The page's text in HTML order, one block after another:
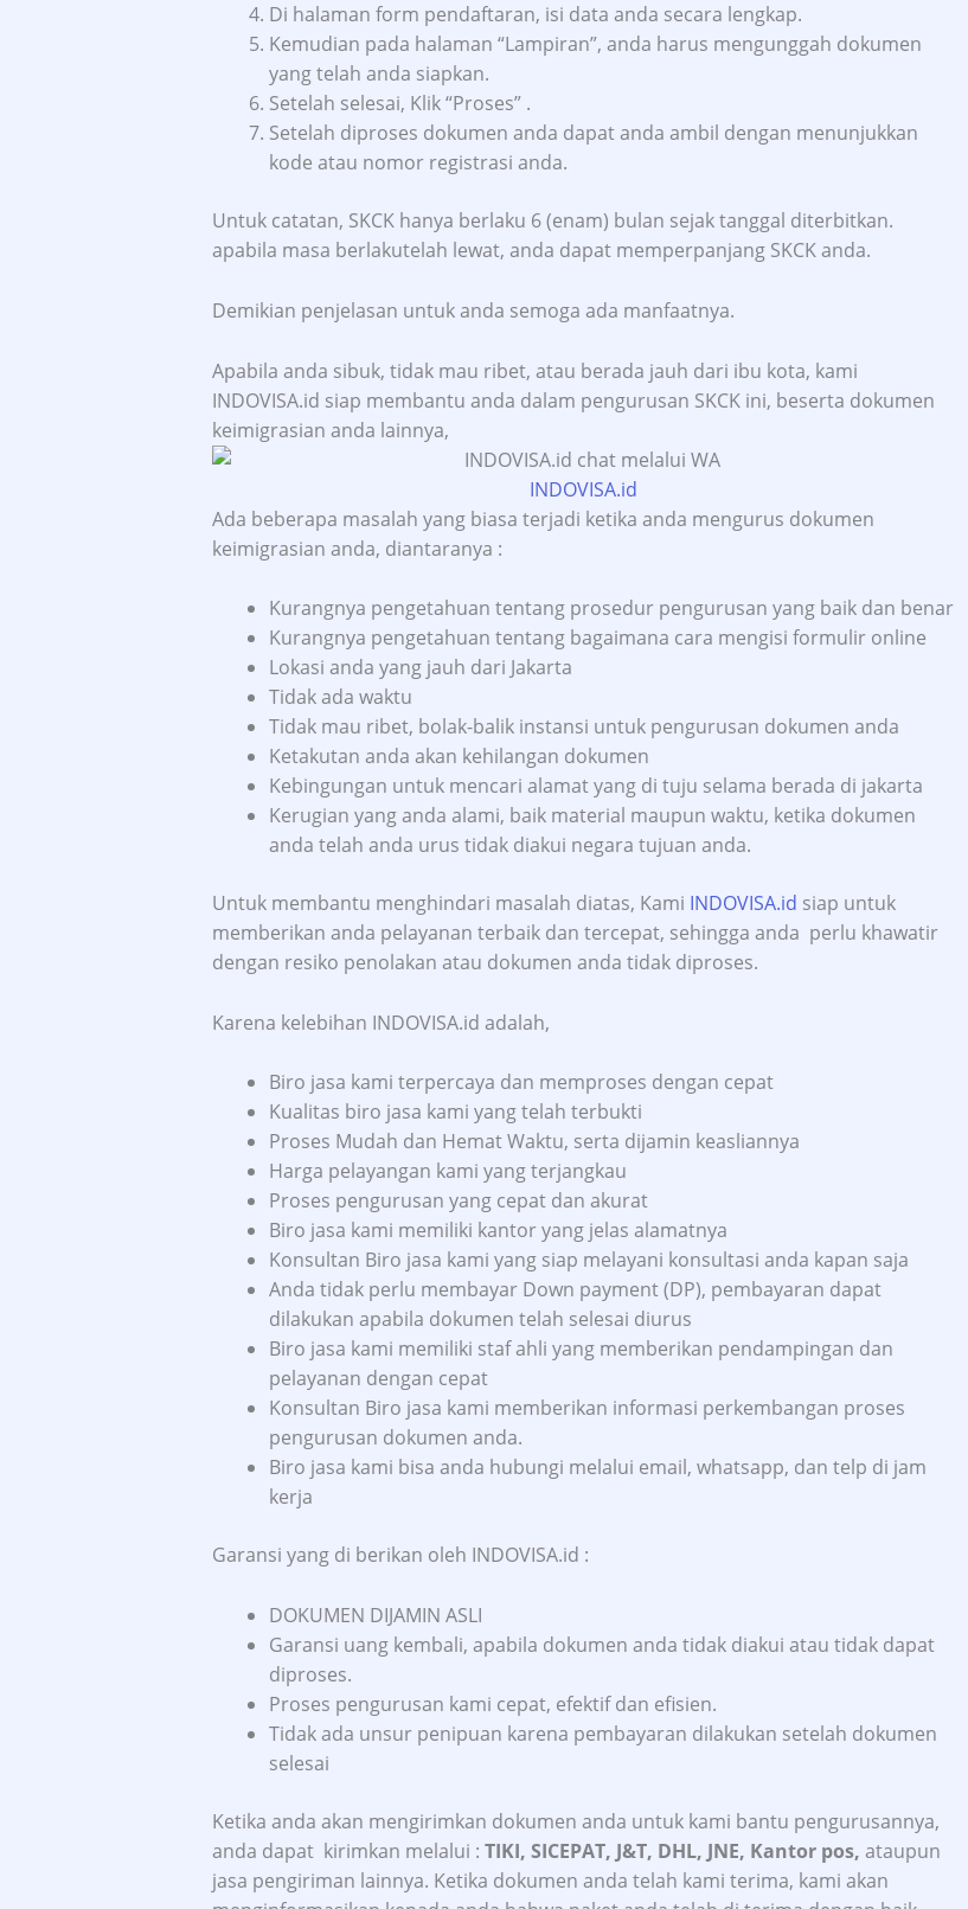
Di halaman form pendaftaran, isi data anda secara lengkap.
Kemudian pada halaman “Lampiran”, anda harus mengunggah dokumen
yang telah anda siapkan.
Setelah selesai, Klik “Proses” .
Setelah diproses dokumen anda dapat anda ambil dengan menunjukkan
kode atau nomor registrasi anda.
Untuk catatan, SKCK hanya berlaku 6 (enam) bulan sejak tanggal diterbitkan.
apabila masa berlakutelah lewat, anda dapat memperpanjang SKCK anda.
Demikian penjelasan untuk anda semoga ada manfaatnya.
Apabila anda sibuk, tidak mau ribet, atau berada jauh dari ibu kota, kami
INDOVISA.id siap membantu anda dalam pengurusan SKCK ini, beserta dokumen
keimigrasian anda lainnya,
INDOVISA.id
Ada beberapa masalah yang biasa terjadi ketika anda mengurus dokumen
keimigrasian anda, diantaranya :
Kurangnya pengetahuan tentang prosedur pengurusan yang baik dan benar
Kurangnya pengetahuan tentang bagaimana cara mengisi formulir online
Lokasi anda yang jauh dari Jakarta
Tidak ada waktu
Tidak mau ribet, bolak-balik instansi untuk pengurusan dokumen anda
Ketakutan anda akan kehilangan dokumen
Kebingungan untuk mencari alamat yang di tuju selama berada di jakarta
Kerugian yang anda alami, baik material maupun waktu, ketika dokumen
anda telah anda urus tidak diakui negara tujuan anda.
Untuk membantu menghindari masalah diatas, Kami INDOVISA.id siap untuk
memberikan anda pelayanan terbaik dan tercepat, sehingga anda perlu khawatir
dengan resiko penolakan atau dokumen anda tidak diproses.
Karena kelebihan INDOVISA.id adalah,
Biro jasa kami terpercaya dan memproses dengan cepat
Kualitas biro jasa kami yang telah terbukti
Proses Mudah dan Hemat Waktu, serta dijamin keasliannya
Harga pelayangan kami yang terjangkau
Proses pengurusan yang cepat dan akurat
Biro jasa kami memiliki kantor yang jelas alamatnya
Konsultan Biro jasa kami yang siap melayani konsultasi anda kapan saja
Anda tidak perlu membayar Down payment (DP), pembayaran dapat
dilakukan apabila dokumen telah selesai diurus
Biro jasa kami memiliki staf ahli yang memberikan pendampingan dan
pelayanan dengan cepat
Konsultan Biro jasa kami memberikan informasi perkembangan proses
pengurusan dokumen anda.
Biro jasa kami bisa anda hubungi melalui email, whatsapp, dan telp di jam
kerja
Garansi yang di berikan oleh INDOVISA.id :
DOKUMEN DIJAMIN ASLI
Garansi uang kembali, apabila dokumen anda tidak diakui atau tidak dapat
diproses.
Proses pengurusan kami cepat, efektif dan efisien.
Tidak ada unsur penipuan karena pembayaran dilakukan setelah dokumen
selesai
Ketika anda akan mengirimkan dokumen anda untuk kami bantu pengurusannya,
anda dapat kirimkan melalui : TIKI, SICEPAT, J&T, DHL, JNE, Kantor pos, ataupun
jasa pengiriman lainnya. Ketika dokumen anda telah kami terima, kami akan